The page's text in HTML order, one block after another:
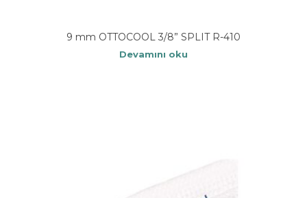
9 mm OTTOCOOL 3/8” SPLIT R-410
Devamını oku